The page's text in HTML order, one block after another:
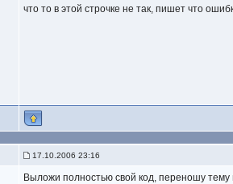
что то в этой строчке не так, пишет что
17.10.2006 23:16
Выложи полностью свой код, переношу тему